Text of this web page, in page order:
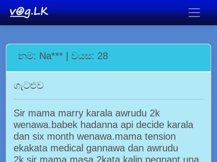
නම: Na*** | වයස: 28
ගැටළුව
Sir mama marry karala awrudu 2k
wenawa.babek hadanna api decide karala
dan six month wenawa.mama tension
ekakata medical gannawa dan awrudu
2k.sir mama masa 2kata kalin pegnant una